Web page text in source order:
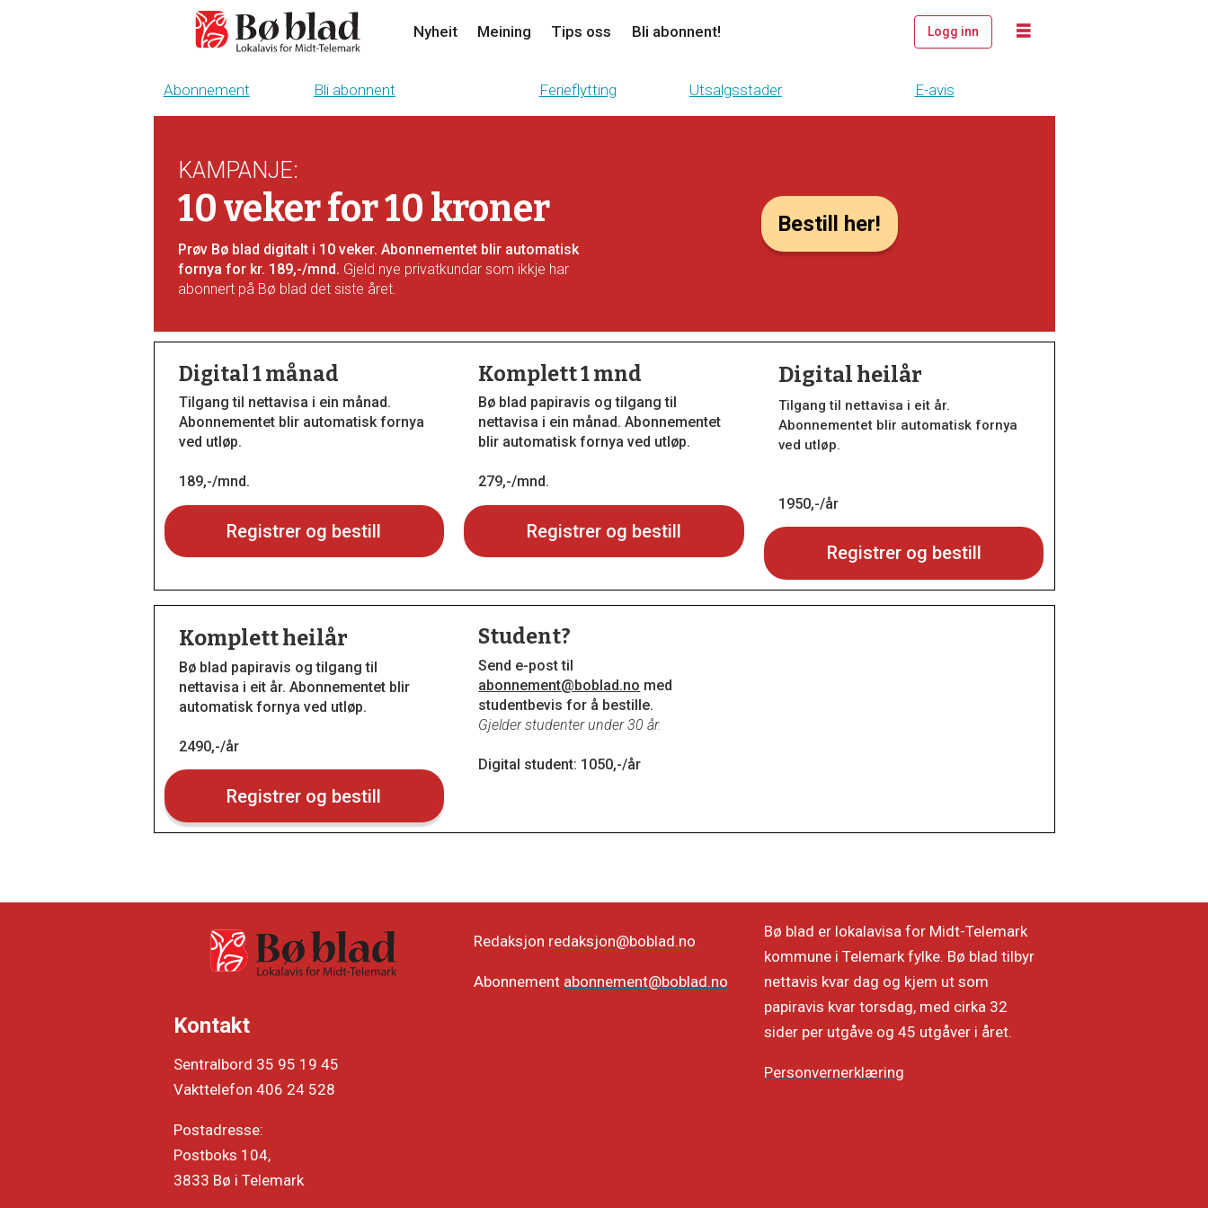
Nyheit Meining Tips oss Bli abonnent! Logg inn
Abonnement Bli abonnent Ferieflytting Utsalgsstader E-avis
KAMPANJE:
10 veker for 10 kroner
Prøv Bø blad digitalt i 10 veker. Abonnementet blir automatisk
fornya for kr. 189,-/mnd. Gjeld nye privatkundar som ikkje har
abonnert på Bø blad det siste året.
Bestill her!
Digital 1 månad
Tilgang til nettavisa i ein månad.
Abonnementet blir automatisk fornya
ved utløp.
189,-/mnd.
Registrer og bestill
Komplett 1 mnd
Bø blad papiravis og tilgang til
nettavisa i ein månad. Abonnementet
blir automatisk fornya ved utløp.
279,-/mnd.
Registrer og bestill
Digital heilår
Tilgang til nettavisa i eit år.
Abonnementet blir automatisk fornya
ved utløp.
1950,-/år
Registrer og bestill
Komplett heilår
Bø blad papiravis og tilgang til
nettavisa i eit år. Abonnementet blir
automatisk fornya ved utløp.
2490,-/år
Registrer og bestill
Student?
Send e-post til
abonnement@boblad.no med
studentbevis for å bestille.
Gjelder studenter under 30 år.
Digital student: 1050,-/år
Kontakt
Sentralbord 35 95 19 45
Vakttelefon 406 24 528
Postadresse:
Postboks 104,
3833 Bø i Telemark
Redaksjon redaksjon@boblad.no
Abonnement abonnement@boblad.no
Bø blad er lokalavisa for Midt-Telemark
kommune i Telemark fylke. Bø blad tilbyr
nettavis kvar dag og kjem ut som
papiravis kvar torsdag, med cirka 32
sider per utgåve og 45 utgåver i året.
Personvernerklæring